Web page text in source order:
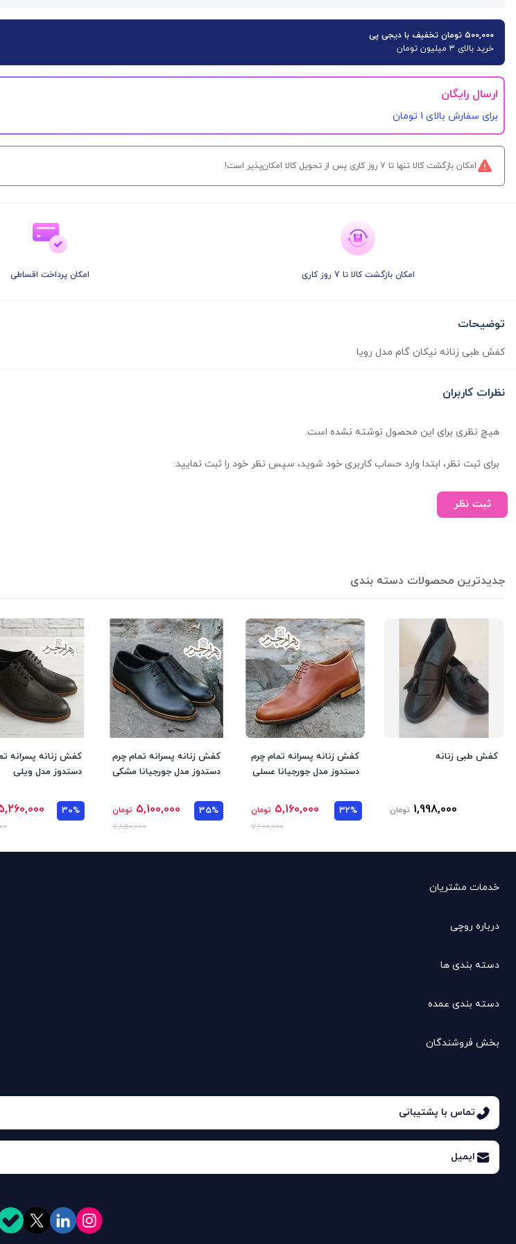
۵۰۰,۰۰۰ تومان تخفیف با دیجی پی
خرید بالای 3 میلیون تومان
ارسال رایگان
برای سفارش‌ بالای 1 تومان
امکان بازگشت کالا تنها تا ۷ روز کاری پس از تحویل کالا امکان‌پذیر است!
امکان بازگشت کالا تا 7 روز کاری امکان پرداخت اقساطی
توضیحات
کفش طبی زنانه نیکان گام مدل رویا
نظرات کاربران
هیچ نظری برای این محصول نوشته نشده است.
برای ثبت نظر، ابتدا وارد حساب کاربری خود شوید، سپس نظر خود را ثبت نمایید.
ثبت نظر
جدیدترین محصولات دسته بندی
کفش طبی زنانه
1,998,000 تومان
کفش زنانه پسرانه تمام چرم
دستدوز مدل جورجیانا عسلی
32%
5,160,000 تومان
7,600,000
کفش زنانه پسرانه تمام چرم
دستدوز مدل جورجیانا مشکی
35%
5,100,000 تومان
7,850,000
کفش زنانه پسرانه
دستدوز مدل ویلی
30%
خدمات مشتریان
درباره روچی
دسته بندی ها
دسته بندی عمده
بخش فروشندگان
تماس با پشتیبانی
ایمیل